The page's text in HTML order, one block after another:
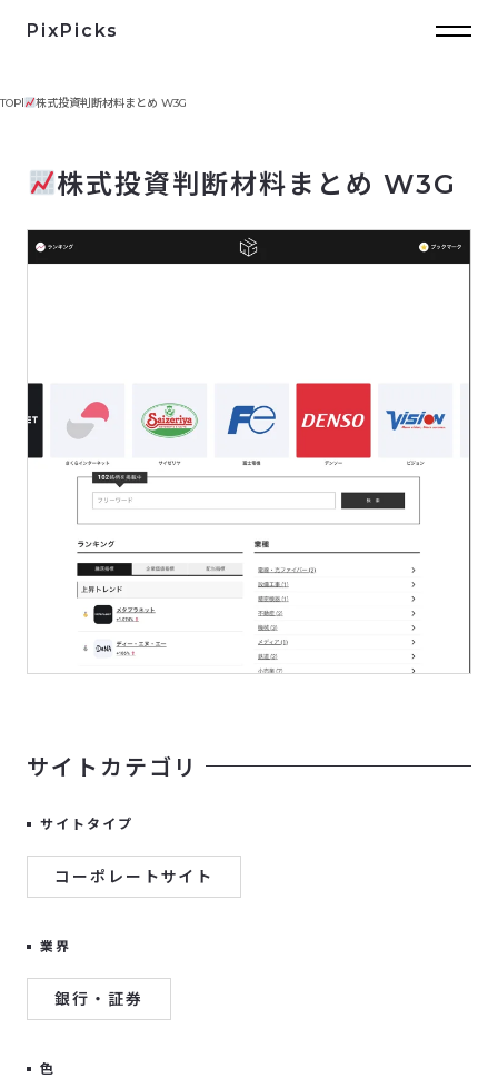
PixPicks
TOP 株式投資判断材料まとめ W3G
株式投資判断材料まとめ W3G
サイトカテゴリ
サイトタイプ
コーポレートサイト
業界
銀行・証券
色